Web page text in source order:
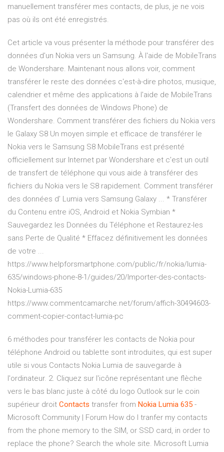
manuellement transférer mes contacts, de plus, je ne vois
pas où ils ont été enregistrés.
Cet article va vous présenter la méthode pour transférer des
données d’un Nokia vers un Samsung. À l'aide de MobileTrans
de Wondershare. Maintenant nous allons voir, comment
transférer le reste des données c'est-à-dire photos, musique,
calendrier et même des applications à l'aide de MobileTrans
(Transfert des données de Windows Phone) de
Wondershare. Comment transférer des fichiers du Nokia vers
le Galaxy S8 Un moyen simple et efficace de transférer le
Nokia vers le Samsung S8 MobileTrans est présenté
officiellement sur Internet par Wondershare et c'est un outil
de transfert de téléphone qui vous aide à transférer des
fichiers du Nokia vers le S8 rapidement. Comment transférer
des données d’ Lumia vers Samsung Galaxy ... * Transférer
du Contenu entre iOS, Android et Nokia Symbian *
Sauvegardez les Données du Téléphone et Restaurez-les
sans Perte de Qualité * Effacez définitivement les données
de votre ...
https://www.helpforsmartphone.com/public/fr/nokia/lumia-
635/windows-phone-8-1/guides/20/Importer-des-contacts-
Nokia-Lumia-635
https://www.commentcamarche.net/forum/affich-30494603-
comment-copier-contact-lumia-pc
6 méthodes pour transférer les contacts de Nokia pour
téléphone Android ou tablette sont introduites, qui est super
utile si vous Contacts Nokia Lumia de sauvegarde à
l'ordinateur. 2. Cliquez sur l'icône représentant une flèche
vers le bas blanc juste à côté du logo Outlook sur le coin
supérieur droit Contacts transfer from Nokia Lumia 635 -
Microsoft Community | Forum How do I tranfer my contacts
from the phone memory to the SIM, or SSD card, in order to
replace the phone? Search the whole site. Microsoft Lumia